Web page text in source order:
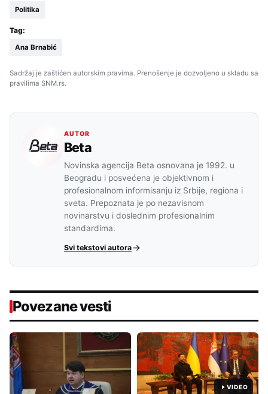
Politika
Tag:
Ana Brnabić
Sadržaj je zaštićen autorskim pravima. Prenošenje je dozvoljeno u skladu sa
pravilima SNM.rs.
AUTOR
Beta
Novinska agencija Beta osnovana je 1992. u
Beogradu i posvećena je objektivnom i
profesionalnom informisanju iz Srbije, regiona i
sveta. Prepoznata je po nezavisnom
novinarstvu i doslednim profesionalnim
standardima.
Svi tekstovi autora
Povezane vesti
VIDEO